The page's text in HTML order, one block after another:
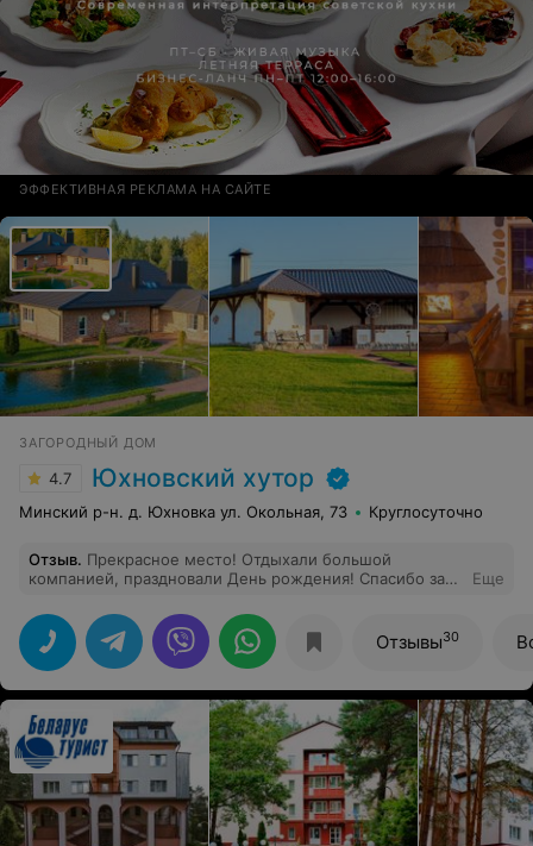
ЭФФЕКТИВНАЯ РЕКЛАМА НА САЙТЕ
ЗАГОРОДНЫЙ ДОМ
4.7 Юхновский хутор
Минский р-н. д. Юхновка ул. Окольная, 73 Круглосуточно
Отзыв. Прекрасное место! Отдыхали большой
компанией, праздновали День рождения! Спасибо за
вкусная)
Еще
Отзывы30